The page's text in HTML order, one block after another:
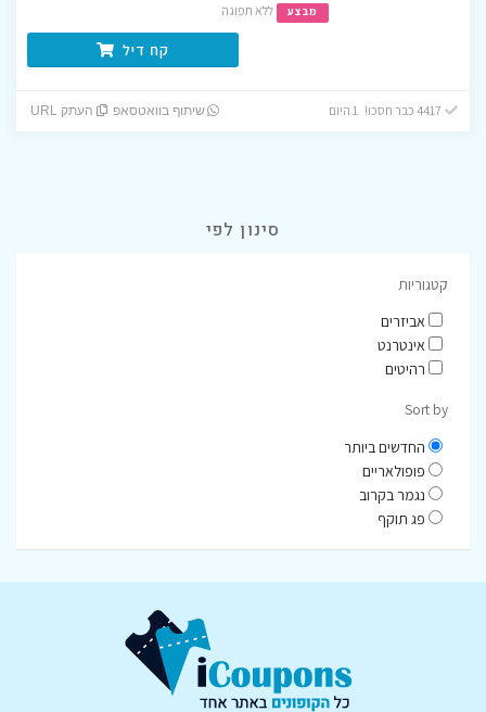
מבצע ללא תפוגה
קח דיל
שיתוף בוואטסאפ העתק URL
סינון לפי
קטגוריות
אביזרים
אינטרנט
רהיטים
Sort by
החדשים ביותר
פופולאריים
נגמר בקרוב
פג תוקף